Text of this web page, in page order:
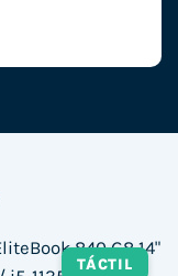
TÁCTIL